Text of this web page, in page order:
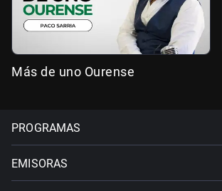
Más de uno Ourense
PROGRAMAS
EMISORAS